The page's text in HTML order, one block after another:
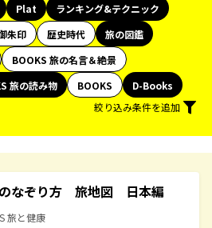
Plat
ランキング&テクニック
朱印 歴史時代
旅の図鑑
BOOKS 旅の名言＆絶景
旅の読み物 BOOKS
D-Books
絞り込み条件を追加
なぞり方 旅地図 日本編
旅と健康